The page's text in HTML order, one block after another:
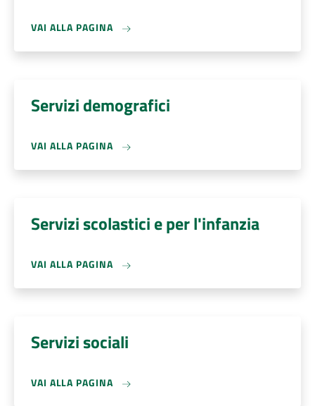
VAI ALLA PAGINA
Servizi demografici
VAI ALLA PAGINA
Servizi scolastici e per l'infanzia
VAI ALLA PAGINA
Servizi sociali
VAI ALLA PAGINA